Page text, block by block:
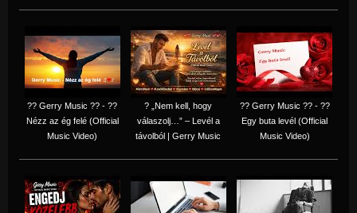
?? Gerry Music ?? - ??
Nézz az ég felé (Official
Music Video)
? „Nem kell, hogy
válaszolj…” – Levél a
távolból | Gerry Music
?? Gerry Music ?? - ??
Egy buta levél (Official
Music Video)